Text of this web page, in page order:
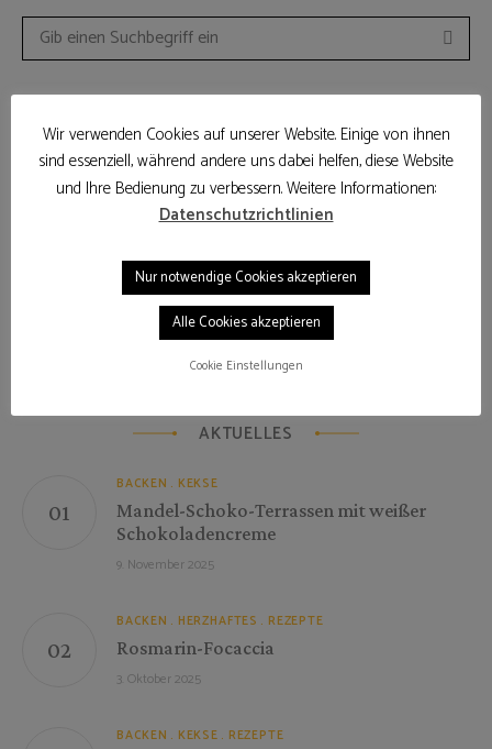
Search
Hallo, ich bin Sandra - leidenschaftliche Hobbybäckerin. Bei mir
findet ihr einfache, bodenständige Rezepte zum Nachbacken.
euch von leckeren Kuchen und Keksen verzaubern.
ÜBER MICH
AKTUELLES
BACKEN KEKSE
Mandel-Schoko-Terrassen mit weißer
Schokoladencreme
9. November 2025
BACKEN HERZHAFTES REZEPTE
Rosmarin-Focaccia
3. Oktober 2025
BACKEN KEKSE REZEPTE
Wir verwenden Cookies auf unserer Website. Einige von ihnen
sind essenziell, während andere uns dabei helfen, diese Website
und Ihre Bedienung zu verbessern. Weitere Informationen:
Datenschutzrichtlinien
Nur notwendige Cookies akzeptieren
Alle Cookies akzeptieren
Cookie Einstellungen